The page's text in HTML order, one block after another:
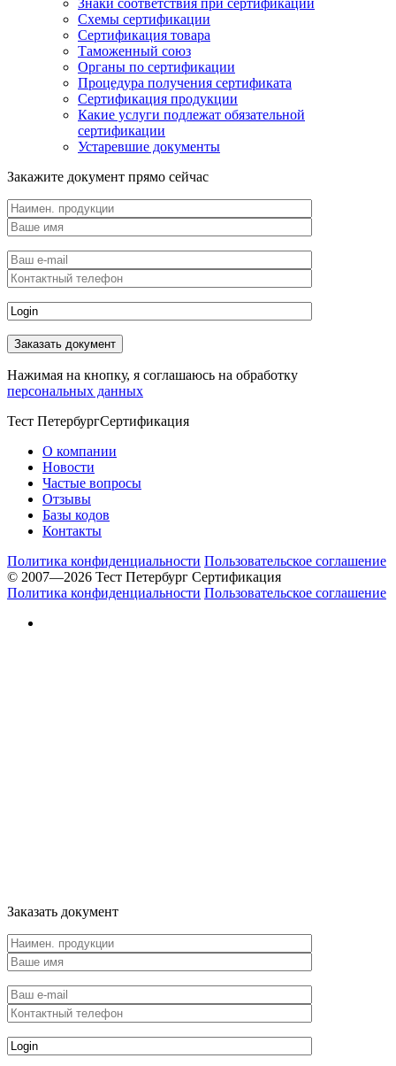
Знаки соответствия при сертификации
Схемы сертификации
Сертификация товара
Таможенный союз
Органы по сертификации
Процедура получения сертификата
Сертификация продукции
Какие услуги подлежат обязательной
сертификации
Устаревшие документы
Закажите документ прямо сейчас
Нажимая на кнопку, я соглашаюсь на обработку
персональных данных
Тест ПетербургСертификация
О компании
Новости
Частые вопросы
Отзывы
Базы кодов
Контакты
Политика конфиденциальности Пользовательское соглашение
© 2007—2026 Тест Петербург Сертификация
Политика конфиденциальности Пользовательское соглашение
Заказать документ